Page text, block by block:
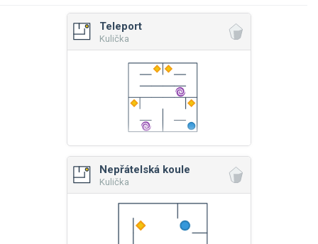
Teleport
Kulička
Nepřátelská koule
Kulička